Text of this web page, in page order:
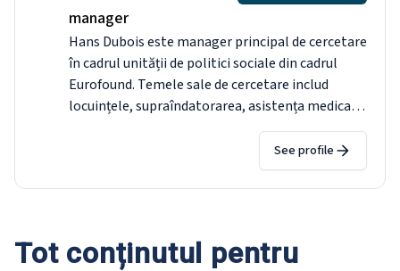
manager
Hans Dubois este manager principal de cercetare
în cadrul unității de politici sociale din cadrul
Eurofound. Temele sale de cercetare includ
locuințele, supraîndatorarea, asistența medicală,
îngrijirea pe termen lung, beneficiile sociale,
pensionarea și calitatea vieții în zona locală.
Înainte de a se alătura Eurofound, a fost profesor
asistent la Universitatea Kozminski (Varșovia). A
Bocconi (Milano), după ce a lucrat ca ofițer de
See profile
Tot conținutul pentru